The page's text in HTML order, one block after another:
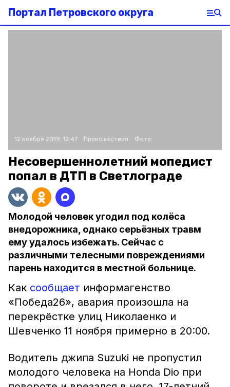
Портал Петровского округа
12 ноября 2019, 12:47 Происшествия Фото:
Несовершеннолетний мопедист
попал в ДТП в Светлограде
Молодой человек угодил под колёса
внедорожника, однако серьёзных травм
ему удалось избежать. Сейчас с
различными телесными повреждениями
парень находится в местной больнице.
Как сообщает информагенство
«Победа26», авария произошла на
перекрёстке улиц Николаенко и
Шевченко 11 ноября примерно в 20:00.
Водитель джипа Suzuki не пропустил
молодого человека на Honda Dio при